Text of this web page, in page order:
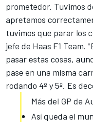
prometedor. Tuvimos
apretamos
tuvimos que parar los
jefe de Haas F1 Team.
pasar estas cosas,
pase en una misma
rodando 4º y 5º. Es
Más del GP de
Así queda el